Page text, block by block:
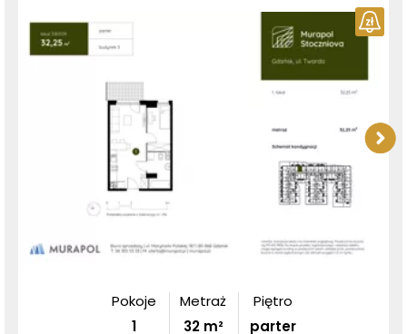
Pokoje
1
Metraż
32m²
Piętro
parter